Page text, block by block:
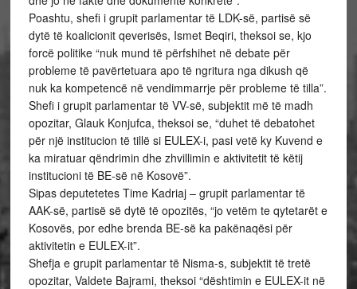
Poashtu, shefi i grupit parlamentar të LDK-së, partisë së
dytë të koalicionit qeverisës, Ismet Beqiri, theksoi se, kjo
forcë politike “nuk mund të përfshihet në debate për
probleme të pavërtetuara apo të ngritura nga dikush që
nuk ka kompetencë në vendimmarrje për probleme të tilla”.
Shefi i grupit parlamentar të VV-së, subjektit më të madh
opozitar, Glauk Konjufca, theksoi se, “duhet të debatohet
për një institucion të tillë si EULEX-i, pasi vetë ky Kuvend e
ka miratuar qëndrimin dhe zhvillimin e aktivitetit të këtij
institucioni të BE-së në Kosovë”.
Sipas deputetetes Time Kadriaj – grupit parlamentar të
AAK-së, partisë së dytë të opozitës, “jo vetëm te qytetarët e
Kosovës, por edhe brenda BE-së ka pakënaqësi për
aktivitetin e EULEX-it”.
Shefja e grupit parlamentar të Nisma-s, subjektit të tretë
opozitar, Valdete Bajrami, theksoi “dështimin e EULEX-it në